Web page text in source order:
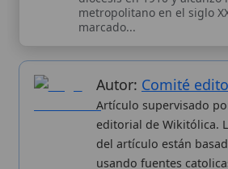
magisteriales y
la Iglesia.
Wikitólica © 2026. Enciclopedia del
histórico y litúrgico de la Iglesia Católica. Parte
deCurso Católico ,Buscador Católicoy
analíticas anónimas. LicenciaCC BY-SA
Valencia, España. ISSN: 3101-7339 . Bajo el
Carlo Acutis.
Sobre nosotros